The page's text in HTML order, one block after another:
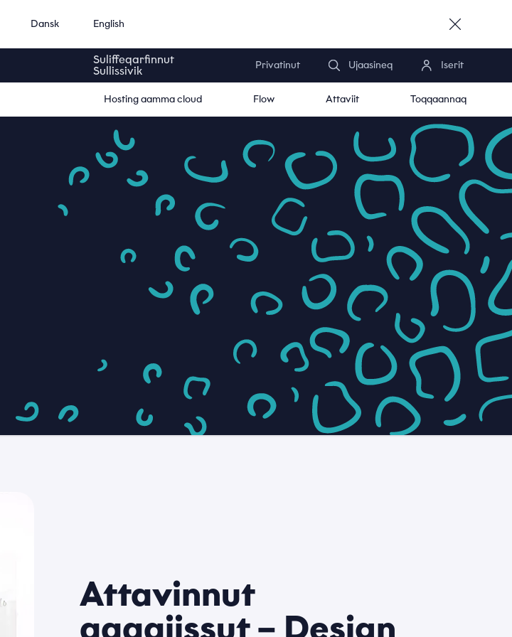
Dansk English
Suliffeqarfinnut
Sullissivik
Privatinut Ujaasineq Iserit
Hosting aamma cloud Flow Attaviit Toqqaannaq
Attavinnut
aaqqiissut – Design